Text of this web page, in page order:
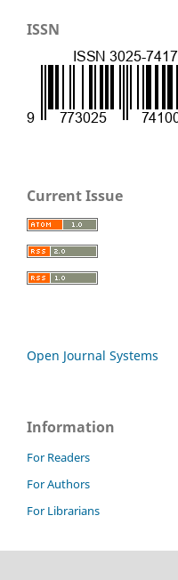
ISSN
Current Issue
Open Journal Systems
Information
For Readers
For Authors
For Librarians